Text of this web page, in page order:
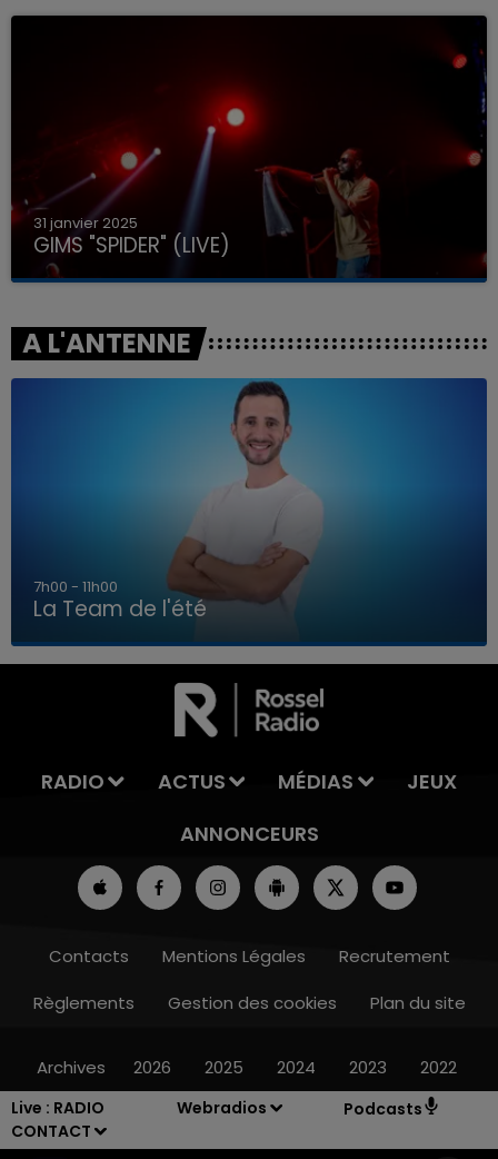
Live : RADIO
CONTACT
Webradios Podcasts
LA TEAM DE L'ÉTÉ
31 janvier 2025
GIMS "SPIDER" (LIVE)
A L'ANTENNE
7h00 - 11h00
La Team de l'été
RADIO ACTUS MÉDIAS
JEUX
ANNONCEURS
Contacts Mentions Légales
Recrutement
Règlements
Gestion des cookies Plan du site
Archives 2026 2025 2024 2023 2022